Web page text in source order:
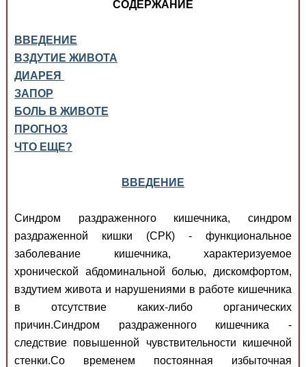
СОДЕРЖАНИЕ
ВВЕДЕНИЕ
ВЗДУТИЕ ЖИВОТА
ДИАРЕЯ
ЗАПОР
БОЛЬ В ЖИВОТЕ
ПРОГНОЗ
ЧТО ЕЩЕ?
ВВЕДЕНИЕ
Синдром раздраженного кишечника, синдром
раздраженной кишки (СРК) - функциональное
заболевание кишечника, характеризуемое
хронической абдоминальной болью, дискомфортом,
вздутием живота и нарушениями в работе кишечника
в отсутствие каких-либо органических
причин.Синдром раздраженного кишечника -
следствие повышенной чувствительности кишечной
стенки.Со временем постоянная избыточная